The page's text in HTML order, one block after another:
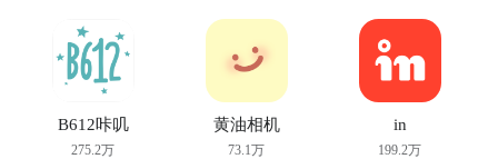
B612咔叽
275.2万
黄油相机
73.1万
in
199.2万